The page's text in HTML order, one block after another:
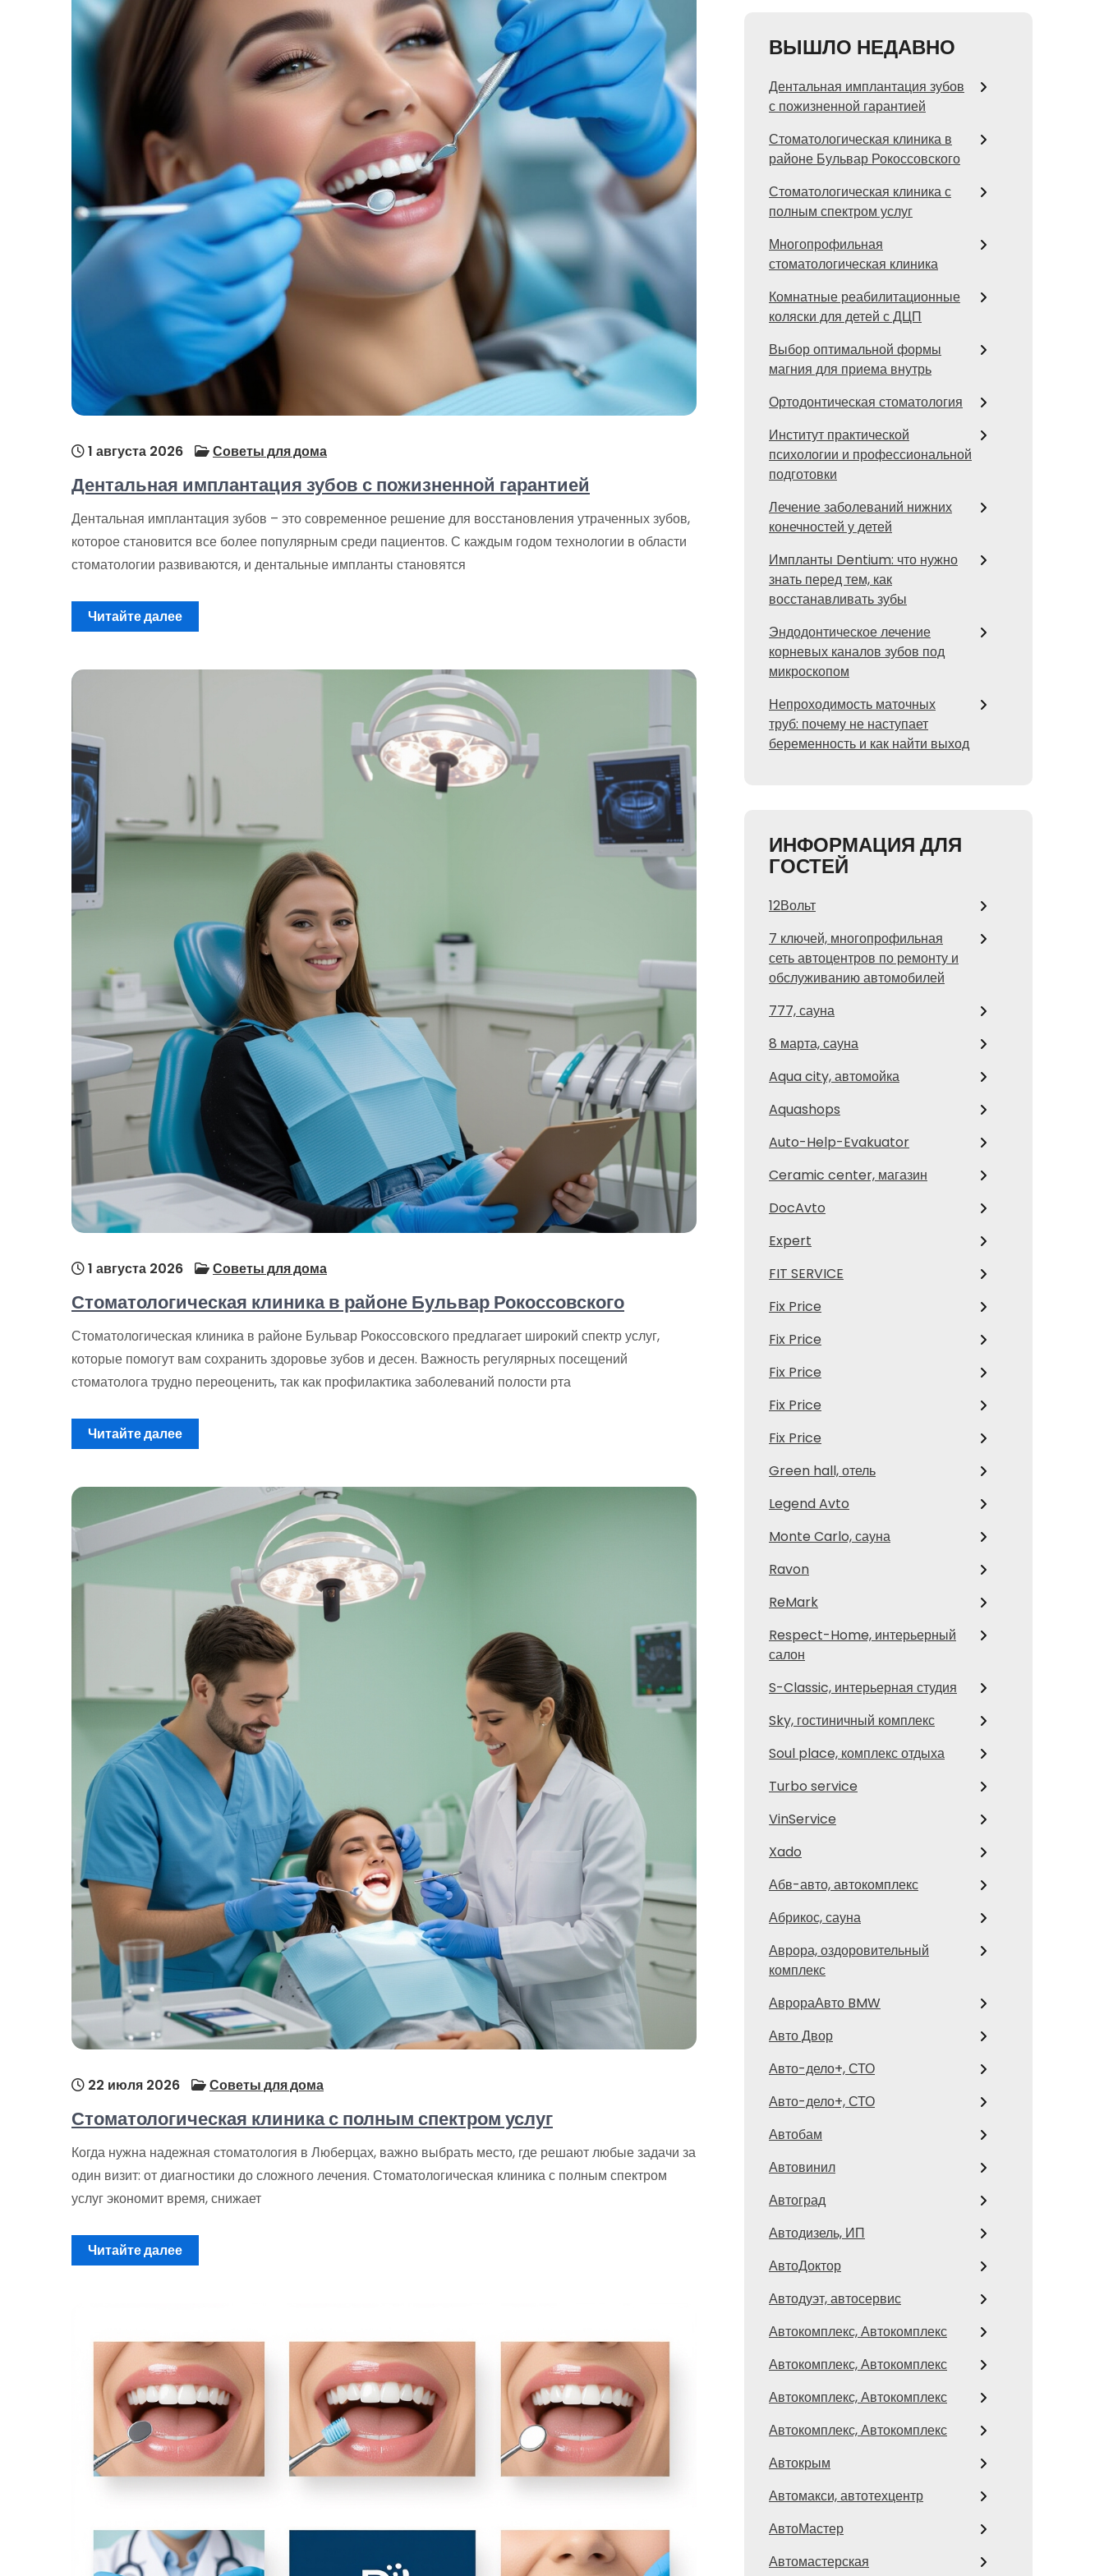
1 августа 2026 Советы для дома
Дентальная имплантация зубов с пожизненной гарантией
Дентальная имплантация зубов – это современное решение для восстановления утраченных зубов,
которое становится все более популярным среди пациентов. С каждым годом технологии в области
стоматологии развиваются, и дентальные импланты становятся
Читайте далее
1 августа 2026 Советы для дома
Стоматологическая клиника в районе Бульвар Рокоссовского
Стоматологическая клиника в районе Бульвар Рокоссовского предлагает широкий спектр услуг,
которые помогут вам сохранить здоровье зубов и десен. Важность регулярных посещений
стоматолога трудно переоценить, так как профилактика заболеваний полости рта
Читайте далее
22 июля 2026 Советы для дома
Стоматологическая клиника с полным спектром услуг
Когда нужна надежная стоматология в Люберцах, важно выбрать место, где решают любые задачи за
один визит: от диагностики до сложного лечения. Стоматологическая клиника с полным спектром
услуг экономит время, снижает
Читайте далее
ВЫШЛО НЕДАВНО
Дентальная имплантация зубов
с пожизненной гарантией
Стоматологическая клиника в
районе Бульвар Рокоссовского
Стоматологическая клиника с
полным спектром услуг
Многопрофильная
стоматологическая клиника
Комнатные реабилитационные
коляски для детей с ДЦП
Выбор оптимальной формы
магния для приема внутрь
Ортодонтическая стоматология
Институт практической
психологии и профессиональной
подготовки
Лечение заболеваний нижних
конечностей у детей
Импланты Dentium: что нужно
знать перед тем, как
восстанавливать зубы
Эндодонтическое лечение
корневых каналов зубов под
микроскопом
Непроходимость маточных
труб: почему не наступает
беременность и как найти выход
ИНФОРМАЦИЯ ДЛЯ
ГОСТЕЙ
12Вольт
7 ключей, многопрофильная
сеть автоцентров по ремонту и
обслуживанию автомобилей
777, сауна
8 марта, сауна
Aqua city, автомойка
Aquashops
Auto-Help-Evakuator
Ceramic center, магазин
DocAvto
Expert
FIT SERVICE
Fix Price
Fix Price
Fix Price
Fix Price
Fix Price
Green hall, отель
Legend Avto
Monte Carlo, сауна
Ravon
ReMark
Respect-Home, интерьерный
салон
S-Classic, интерьерная студия
Sky, гостиничный комплекс
Soul place, комплекс отдыха
Turbo service
VinService
Xado
Абв-авто, автокомплекс
Абрикос, сауна
Аврора, оздоровительный
комплекс
АврораАвто BMW
Авто Двор
Авто-дело+, СТО
Авто-дело+, СТО
Автобам
Автовинил
Автоград
Автодизель, ИП
АвтоДоктор
Автодуэт, автосервис
Автокомплекс, Автокомплекс
Автокомплекс, Автокомплекс
Автокомплекс, Автокомплекс
Автокомплекс, Автокомплекс
Автокрым
Автомакси, автотехцентр
АвтоМастер
Автомастерская